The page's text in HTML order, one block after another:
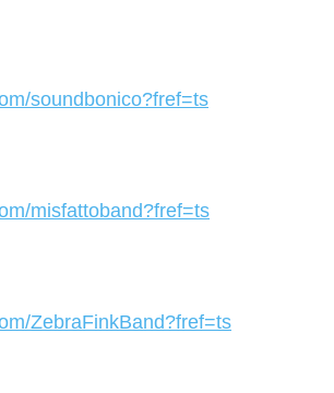
soundbonico?fref=ts
misfattoband?fref=ts
ZebraFinkBand?fref=ts